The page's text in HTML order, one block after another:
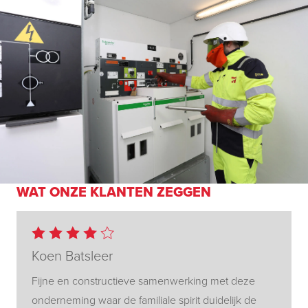
WAT ONZE KLANTEN ZEGGEN